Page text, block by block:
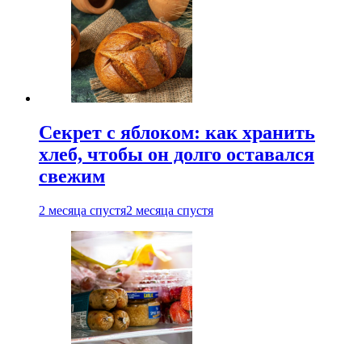
Секрет с яблоком: как хранить
хлеб, чтобы он долго оставался
свежим
2 месяца спустя2 месяца спустя